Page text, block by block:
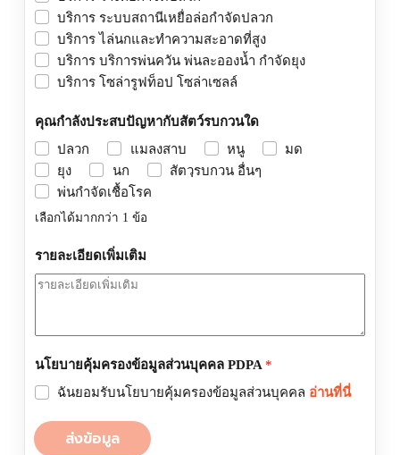
บริการ ระบบสถานีเหยื่อล่อกำจัดปลวก
บริการ ไล่นกและทำความสะอาดที่สูง
บริการ บริการพ่นควัน พ่นละอองน้ำ กำจัดยุง
บริการ โซล่ารูฟท็อป โซล่าเซลล์
คุณกำลังประสบปัญหากับสัตว์รบกวนใด
ปลวก
แมลงสาบ หนู
มด
ยุง
นก
สัตวฺรบกวน อื่นๆ
พ่นกำจัดเชื้อโรค
เลือกได้มากกว่า 1 ข้อ
รายละเอียดเพิ่มเติม
นโยบายคุ้มครองข้อมูลส่วนบุคคล PDPA *
ฉันยอมรับนโยบายคุ้มครองข้อมูลส่วนบุคคล อ่านที่นี่
ส่งข้อมูล